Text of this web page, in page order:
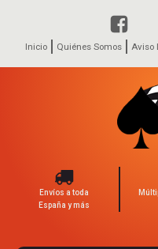
Inicio Quiénes Somos Aviso
Envíos a toda
España y más